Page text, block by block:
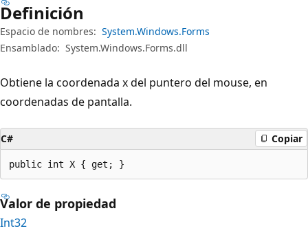
Definición
Espacio de nombres: System.Windows.Forms
Ensamblado: System.Windows.Forms.dll
Obtiene la coordenada x del puntero del mouse, en
coordenadas de pantalla.
C# Copiar
public int X { get; }
Valor de propiedad
Int32